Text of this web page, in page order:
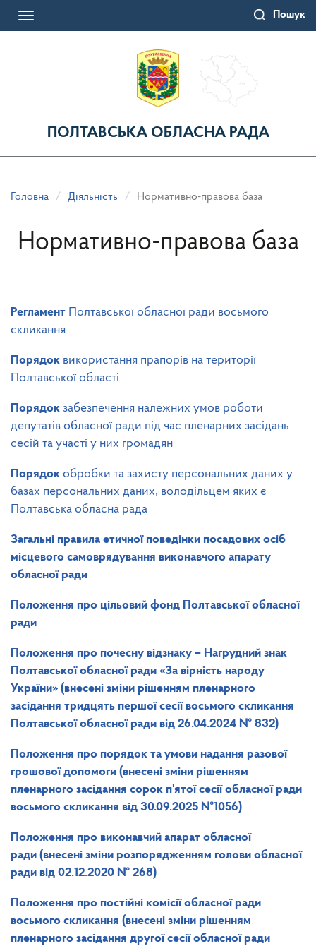
Пошук
Toggle
ПОЛТАВСЬКА ОБЛАСНА РАДА
Головна Діяльність Нормативно-правова база
Нормативно-правова база
Регламент Полтавської обласної ради восьмого
скликання
Порядок використання прапорів на території
Полтавської області
Порядок забезпечення належних умов роботи
депутатів обласної ради під час пленарних засідань
сесій та участі у них громадян
Порядок обробки та захисту персональних даних у
базах персональних даних, володільцем яких є
Полтавська обласна рада
Загальні правила етичної поведінки посадових осіб
місцевого самоврядування виконавчого апарату
обласної ради
Положення про цільовий фонд Полтавської обласної
ради
Положення про почесну відзнаку – Нагрудний знак
Полтавської обласної ради «За вірність народу
України» (внесені зміни рішенням пленарного
засідання тридцять першої сесії восьмого скликання
Полтавської обласної ради від 26.04.2024 № 832)
Положення про порядок та умови надання разової
грошової допомоги (внесені зміни рішенням
пленарного засідання сорок п'ятої сесії обласної ради
восьмого скликання від 30.09.2025 №1056)
Положення про виконавчий апарат обласної
ради (внесені зміни розпорядженням голови обласної
ради від 02.12.2020 № 268)
Положення про постійні комісії обласної ради
восьмого скликання (внесені зміни рішенням
пленарного засідання другої сесії обласної ради